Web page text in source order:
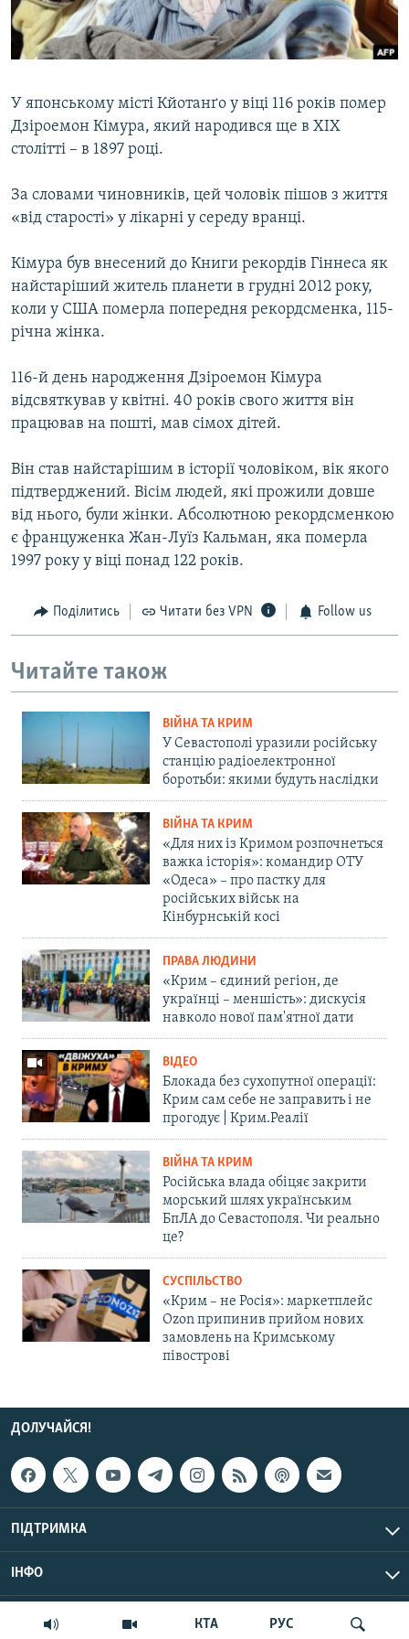
ВІДЕОУРОКИ «ELIFBE»
СВІДЧЕННЯ ОКУПАЦІЇ
Русский
Qırımtatar
Усі сайти RFE/RL
КТА РУС
У японському місті Кйотанґо у віці 116 років помер
Дзіроемон Кімура, який народився ще в ХІХ
столітті – в 1897 році.
За словами чиновників, цей чоловік пішов з життя
«від старості» у лікарні у середу вранці.
Кімура був внесений до Книги рекордів Гіннеса як
найстаріший житель планети в грудні 2012 року,
коли у США померла попередня рекордсменка, 115-
річна жінка.
116-й день народження Дзіроемон Кімура
відсвяткував у квітні. 40 років свого життя він
працював на пошті, мав сімох дітей.
Він став найстарішим в історії чоловіком, вік якого
підтверджений. Вісім людей, які прожили довше
від нього, були жінки. Абсолютною рекордсменкою
є француженка Жан-Луїз Кальман, яка померла
1997 року у віці понад 122 років.
Поділитись Читати без VPN Follow us
Читайте також
ВІЙНА ТА КРИМ
У Севастополі уразили російську
станцію радіоелектронної
боротьби: якими будуть наслідки
ВІЙНА ТА КРИМ
«Для них із Кримом розпочнеться
важка історія»: командир ОТУ
«Одеса» – про пастку для
російських військ на
Кінбурнській косі
ПРАВА ЛЮДИНИ
«Крим – єдиний регіон, де
українці – меншість»: дискусія
навколо нової пам'ятної дати
ВІДЕО
Блокада без сухопутної операції:
Крим сам себе не заправить і не
прогодує | Крим.Реалії
ВІЙНА ТА КРИМ
Російська влада обіцяє закрити
морський шлях українським
БпЛА до Севастополя. Чи реально
це?
СУСПІЛЬСТВО
«Крим – не Росія»: маркетплейс
Ozon припинив прийом нових
замовлень на Кримському
півострові
ДОЛУЧАЙСЯ!
ПІДТРИМКА
ІНФО
© Крим.Реалії, 2026 | Усі права застережено.